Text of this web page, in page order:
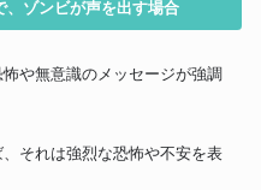
、ゾンビが声を出す場合
や無意識のメッセージが強調
それは強烈な恐怖や不安を表